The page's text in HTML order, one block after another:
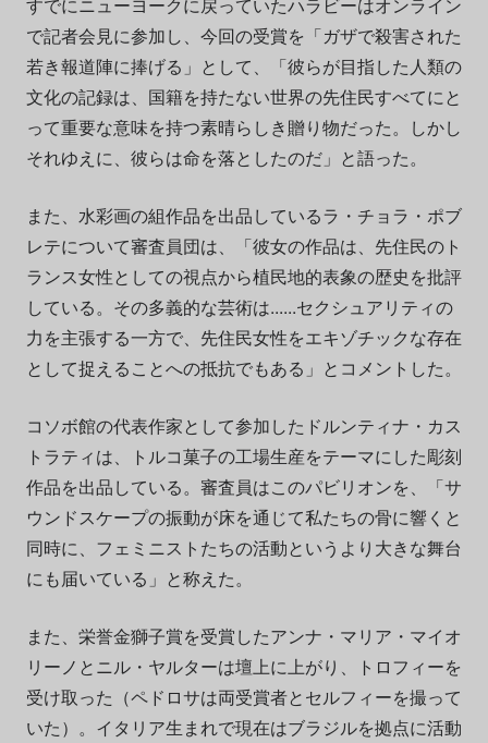
で記者会見に参加し、今回の受賞を「ガザで殺害された
若き報道陣に捧げる」として、「彼らが目指した人類の
文化の記録は、国籍を持たない世界の先住民すべてにと
って重要な意味を持つ素晴らしき贈り物だった。しかし
それゆえに、彼らは命を落としたのだ」と語った。
また、水彩画の組作品を出品しているラ・チョラ・ポブ
レテについて審査員団は、「彼女の作品は、先住民のト
ランス女性としての視点から植民地的表象の歴史を批評
している。その多義的な芸術は......セクシュアリティの
力を主張する一方で、先住民女性をエキゾチックな存在
として捉えることへの抵抗でもある」とコメントした。
コソボ館の代表作家として参加したドルンティナ・カス
トラティは、トルコ菓子の工場生産をテーマにした彫刻
作品を出品している。審査員はこのパビリオンを、「サ
ウンドスケープの振動が床を通じて私たちの骨に響くと
同時に、フェミニストたちの活動というより大きな舞台
にも届いている」と称えた。
また、栄誉金獅子賞を受賞したアンナ・マリア・マイオ
リーノとニル・ヤルターは壇上に上がり、トロフィーを
受け取った（ペドロサは両受賞者とセルフィーを撮って
いた）。イタリア生まれで現在はブラジルを拠点に活動